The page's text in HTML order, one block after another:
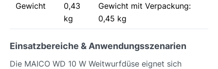
Gewicht
0,43
kg
Gewicht mit Verpackung:
0,45 kg
Einsatzbereiche & Anwendungsszenarien
Die MAICO WD 10 W Weitwurfdüse eignet sich